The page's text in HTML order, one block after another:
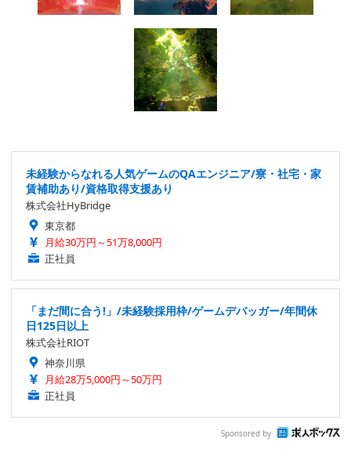
未経験からなれる人気ゲームのQAエンジニア/寮・社宅・家
賃補助あり/資格取得支援あり
株式会社HyBridge
東京都
月給30万円～51万8,000円
正社員
「まだ間に合う!」/未経験採用枠/ゲームデバッガー/年間休
日125日以上
株式会社RIOT
神奈川県
月給28万5,000円～50万円
正社員
Sponsored by